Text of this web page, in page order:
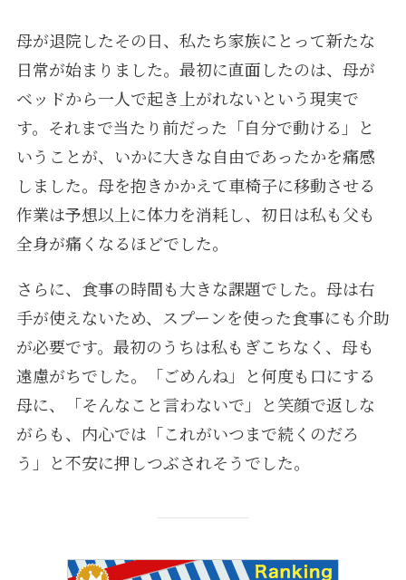
母が退院したその日、私たち家族にとって新たな
日常が始まりました。最初に直面したのは、母が
ベッドから一人で起き上がれないという現実で
す。それまで当たり前だった「自分で動ける」と
いうことが、いかに大きな自由であったかを痛感
しました。母を抱きかかえて車椅子に移動させる
作業は予想以上に体力を消耗し、初日は私も父も
全身が痛くなるほどでした。
さらに、食事の時間も大きな課題でした。母は右
手が使えないため、スプーンを使った食事にも介助
が必要です。最初のうちは私もぎこちなく、母も
遠慮がちでした。「ごめんね」と何度も口にする
母に、「そんなこと言わないで」と笑顔で返しな
がらも、内心では「これがいつまで続くのだろ
う」と不安に押しつぶされそうでした。